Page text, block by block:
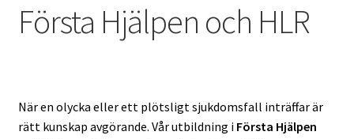
Kontakt
Personal
Första Hjälpen och HLR
När en olycka eller ett plötsligt sjukdomsfall inträffar är
rätt kunskap avgörande. Vår utbildning i Första Hjälpen